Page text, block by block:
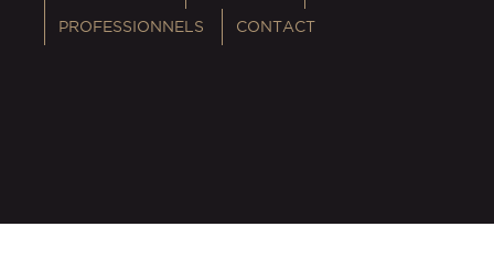
PROFESSIONNELS CONTACT